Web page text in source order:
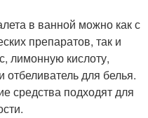
в ванной можно как с
препаратов, так и
лимонную кислоту,
для белья.
средства подходят для